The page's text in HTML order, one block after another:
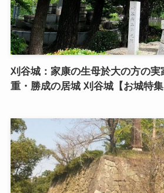
刈谷城：家康の生母於大の方の実
重・勝成の居城 刈谷城【お城特集